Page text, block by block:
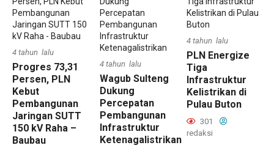
4 tahun lalu
Progres 73,31
Persen, PLN
Kebut
Pembangunan
Jaringan SUTT
150 kV Raha –
Baubau
4 tahun lalu
Wagub Sulteng
Dukung
Percepatan
Pembangunan
Infrastruktur
Ketenagalistrikan
4 tahun lalu
PLN Energize
Tiga
Infrastruktur
Kelistrikan di
Pulau Buton
301
redaksi